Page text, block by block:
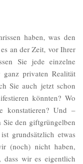
haben, was den
an der Zeit, vor Ihrer
Sie jede einzelne
privaten Realität
Sie auch jetzt schon
könnten? Wo
konstatieren? Und –
den giftgrüngelben
grundsätzlich etwas
(noch) nicht haben,
dass wir es eigentlich